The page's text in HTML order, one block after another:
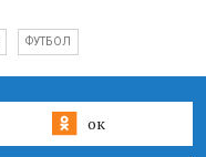
ФУТБОЛ
ок